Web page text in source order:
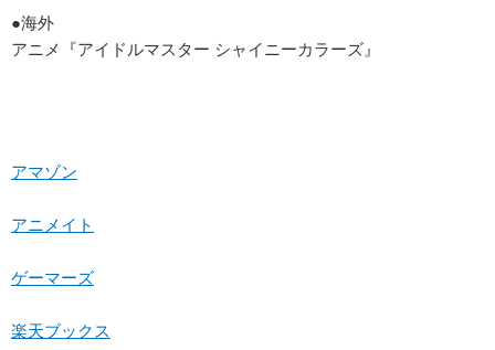
●海外
アニメ『アイドルマスター シャイニーカラーズ』
アマゾン
アニメイト
ゲーマーズ
楽天ブックス